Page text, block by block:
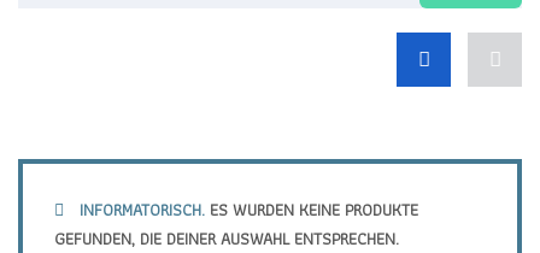
INFORMATORISCH. ES WURDEN KEINE PRODUKTE
GEFUNDEN, DIE DEINER AUSWAHL ENTSPRECHEN.